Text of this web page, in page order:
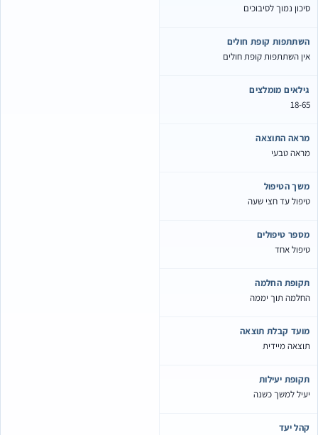
נמוך לסיבוכים
קופת חולים
השתתפות קופת חולים
מומלצים
18-
התוצאה
טבעי
הטיפול
עד חצי שעה
טיפולים
אחד
החלמה
תוך יממה
קבלת תוצאה
מיידית
יעילות
למשך כשנה
יעד